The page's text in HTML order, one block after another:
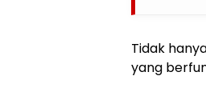
Tidak
yang